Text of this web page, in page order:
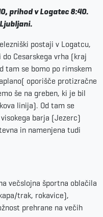
prihod v Logatec 8:40.
postaji v Logatcu,
Cesarskega vrha (kraj
tam se bomo po rimskem
oporišče protizračne
še na greben, ki je bil
linija). Od tam se
barja (Jezerc)
in namenjena tudi
večslojna športna oblačila
trak, rokavice),
prehrane na večih